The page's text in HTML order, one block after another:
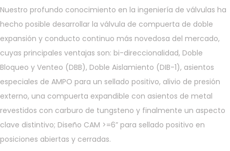
Nuestro profundo conocimiento en la ingeniería de válvulas ha
hecho posible desarrollar la válvula de compuerta de doble
expansión y conducto continuo más novedosa del mercado,
cuyas principales ventajas son: bi-direccionalidad, Doble
Bloqueo y Venteo (DBB), Doble Aislamiento (DIB-1), asientos
especiales de AMPO para un sellado positivo, alivio de presión
externo, una compuerta expandible con asientos de metal
revestidos con carburo de tungsteno y finalmente un aspecto
clave distintivo; Diseño CAM >=6” para sellado positivo en
posiciones abiertas y cerradas.